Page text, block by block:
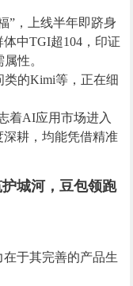
”，上线半年即跻身
中TGI超104，印证
性。
的Kimi等，正在细
着AI应用市场进入
耕，均能凭借精准
城河，豆包领跑
于其完善的产品生